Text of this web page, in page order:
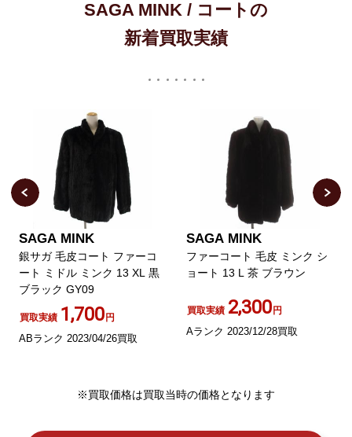
SAGA MINK / コートの
新着買取実績
SAGA MINK
銀サガ 毛皮コート ファーコ
ート ミドル ミンク 13 XL 黒
ブラック GY09
買取実績 1,700円
ABランク 2023/04/26買取
SAGA MINK
ファーコート 毛皮 ミンク シ
ョート 13 L 茶 ブラウン
買取実績 2,300円
Aランク 2023/12/28買取
※買取価格は買取当時の価格となります